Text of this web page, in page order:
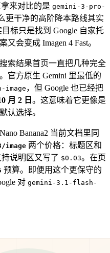
来对比的是 gemini-3-pro-
更干净的高阶降本路线其实
目标只是找到 Google 自家托
会变成 Imagen 4 Fast。
索结果首页一直把几种完全
官方原生 Gemini 里最低的
，但 Google 也已经把
月 2 日 。这意味着它更像是
认选择。
Banana2 当前文档里同
image 两个价格：标题区和
说明区又写了 $0.03。在页
预算。即便用这个更保守的
对 gemini-3.1-flash-